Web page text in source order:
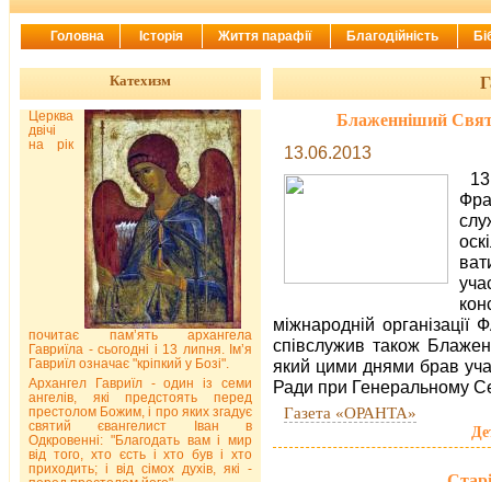
Блаженніший
13.06.2013
міжнародній
співслужив також
який цими днями брав
Ради при Генеральному
Газета «ОРАНТА»
Катехизм
Церква
двічі
на рік
почитає пам’ять архангела
Гавриїла - сьогодні і 13 липня. Ім’я
Гавриїл означає "кріпкий у Бозі".
Архангел Гавриїл - один із семи
ангелів, які предстоять перед
престолом Божим, і про яких згадує
святий євангелист Іван в
Одкровенні: "Благодать вам і мир
від того, хто єсть і хто був і хто
приходить; і від сімох духів, які -
Головна Історія Життя парафії Благодійність